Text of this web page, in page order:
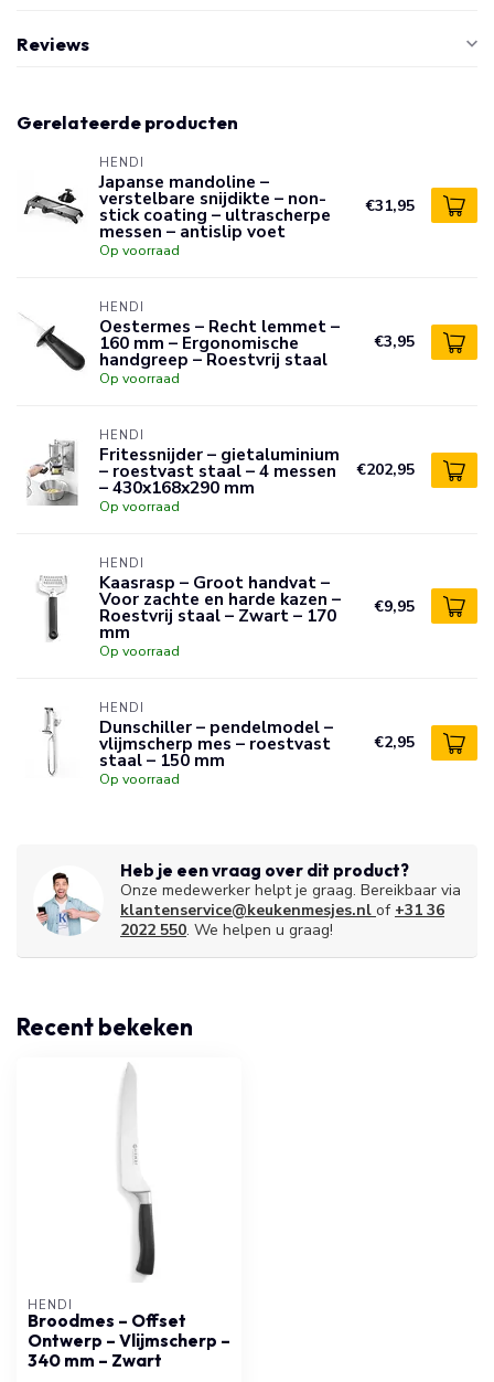
Reviews
Gerelateerde producten
HENDI
Japanse mandoline –
verstelbare snijdikte – non-
stick coating – ultrascherpe
messen – antislip voet
Op voorraad
€31,95
HENDI
Oestermes – Recht lemmet –
160 mm – Ergonomische
handgreep – Roestvrij staal
Op voorraad
€3,95
HENDI
Fritessnijder – gietaluminium
– roestvast staal – 4 messen
– 430x168x290 mm
Op voorraad
€202,95
HENDI
Kaasrasp – Groot handvat –
Voor zachte en harde kazen –
Roestvrij staal – Zwart – 170
mm
Op voorraad
€9,95
HENDI
Dunschiller – pendelmodel –
vlijmscherp mes – roestvast
staal – 150 mm
Op voorraad
€2,95
Heb je een vraag over dit product?
Onze medewerker helpt je graag. Bereikbaar via
klantenservice@keukenmesjes.nl of +31 36
2022 550. We helpen u graag!
Recent bekeken
HENDI
Broodmes – Offset
Ontwerp – Vlijmscherp –
340 mm – Zwart